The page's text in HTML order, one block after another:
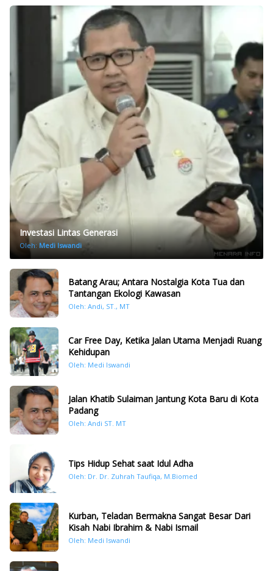
Investasi Lintas Generasi
Oleh: Medi Iswandi
Batang Arau; Antara Nostalgia Kota Tua dan
Tantangan Ekologi Kawasan
Oleh: Andi, ST., MT
Car Free Day, Ketika Jalan Utama Menjadi Ruang
Kehidupan
Oleh: Medi Iswandi
Jalan Khatib Sulaiman Jantung Kota Baru di Kota
Padang
Oleh: Andi ST. MT
Tips Hidup Sehat saat Idul Adha
Oleh: Dr. Dr. Zuhrah Taufiqa, M.Biomed
Kurban, Teladan Bermakna Sangat Besar Dari
Kisah Nabi Ibrahim & Nabi Ismail
Oleh: Medi Iswandi